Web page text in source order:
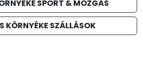
SPORT & MOZGÁS
KÖRNYÉKE SZÁLLÁSOK